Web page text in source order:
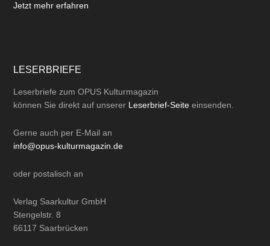
Jetzt mehr erfahren
LESERBRIEFE
Leserbriefe zum OPUS Kulturmagazin
können Sie direkt auf unserer Leserbrief-Seite einsenden.
Gerne auch per E-Mail an
info@opus-kulturmagazin.de
oder postalisch an
Verlag Saarkultur GmbH
Stengelstr. 8
66117 Saarbrücken